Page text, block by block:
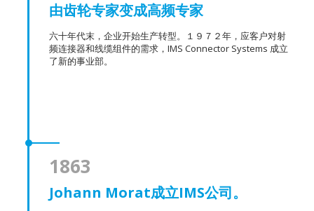
由齿轮专家变成高频专家
六十年代末，企业开始生产转型。１９７２年，应客户对射
频连接器和线缆组件的需求，IMS Connector Systems 成立
了新的事业部。
1863
Johann Morat成立IMS公司。